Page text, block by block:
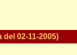
02-11-2005)